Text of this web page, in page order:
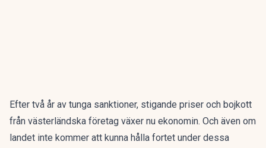
Efter två år av tunga sanktioner, stigande priser och bojkott
från västerländska företag växer nu ekonomin. Och även om
landet inte kommer att kunna hålla fortet under dessa